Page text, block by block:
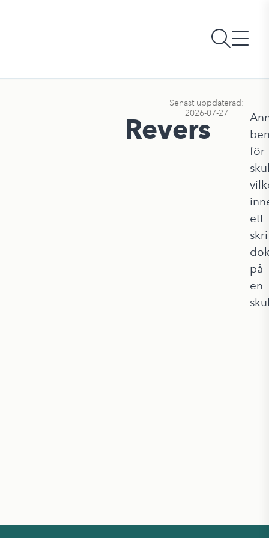
Revers
Senast uppdaterad:
2026-07-27
för
ett
på
en